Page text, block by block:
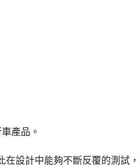
產品。
設計中能夠不斷反覆的測試